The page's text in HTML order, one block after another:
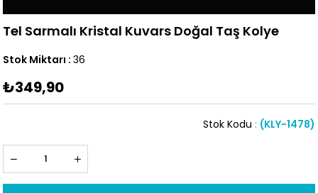
Tel Sarmalı Kristal Kuvars Doğal Taş Kolye
Stok Miktarı : 36
₺349,90
(KLY-1478)
Stok Kodu